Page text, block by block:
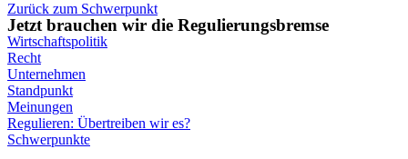
Zurück zum Schwerpunkt
Jetzt brauchen wir die Regulierungsbremse
Wirtschaftspolitik
Recht
Unternehmen
Standpunkt
Meinungen
Regulieren: Übertreiben wir es?
Schwerpunkte